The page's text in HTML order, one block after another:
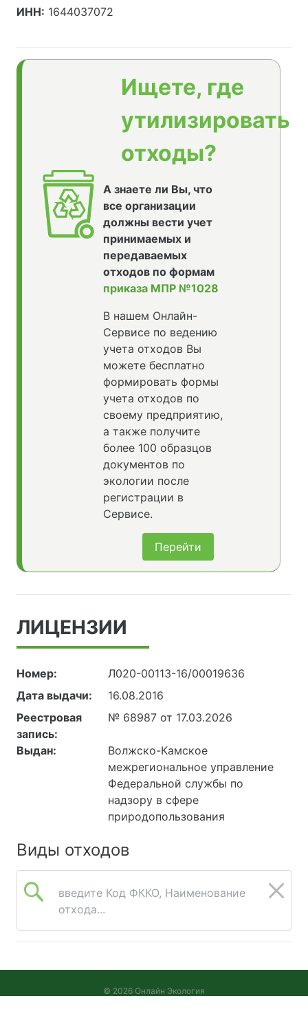
ИНН: 1644037072
Ищете, где
утилизировать
отходы?
А знаете ли Вы, что
все организации
должны вести учет
принимаемых и
передаваемых
отходов по формам
приказа МПР №1028
В нашем Онлайн-
Сервисе по ведению
учета отходов Вы
можете бесплатно
формировать формы
учета отходов по
своему предприятию,
а также получите
более 100 образцов
документов по
экологии после
регистрации в
Сервисе.
Перейти
ЛИЦЕНЗИИ
Номер:
Л020-00113-16/00019636
Дата выдачи:
16.08.2016
Реестровая
запись:
№ 68987 от 17.03.2026
Выдан:
Волжско-Камское
межрегиональное управление
Федеральной службы по
надзору в сфере
природопользования
Виды отходов
введите Код ФККО, Наименование
отхода...
© 2026 Онлайн Экология